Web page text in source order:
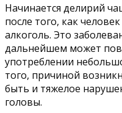
Начинается делирий
после того, как
алкоголь. Это
дальнейшем может
употреблении
того, причиной
быть и тяжелое
головы.